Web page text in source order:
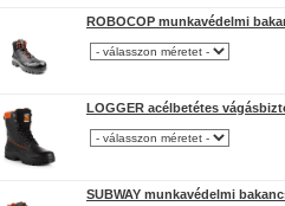
ROBOCOP munkavédelmi
LOGGER acélbetétes
SUBWAY munkavédelmi